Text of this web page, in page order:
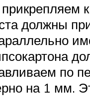
должны
по
на 1 мм.